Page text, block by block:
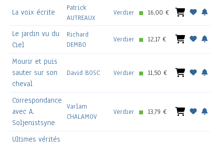
La voix écrite
Patrick
AUTREAUX
Verdier 16,00 €
Le jardin vu du
Ciel
Richard
DEMBO
Verdier 12,17 €
Mourir et puis
sauter sur son
cheval
David BOSC Verdier 11,50 €
Correspondance
avec A.
Soljenistsyne
Varlam
CHALAMOV
Verdier 13,79 €
Ultimes vérités